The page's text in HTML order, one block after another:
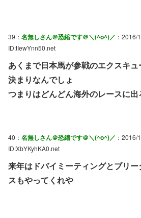
39： 名無しさん＠恐縮です＠＼(^o^)／ ：2016/
ID:tIewYnn50.net
あくまで日本馬が参戦のエクスキ
決まりなんでしょ
つまりはどんどん海外のレースに出
40： 名無しさん＠恐縮です＠＼(^o^)／ ：2016/
ID:XbYKyhKA0.net
来年はドバイミーティングとブリ
スもやってくれや